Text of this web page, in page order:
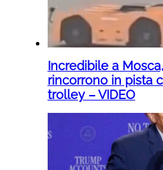
Incredibile a
rincorrono in pista
trolley – VIDEO